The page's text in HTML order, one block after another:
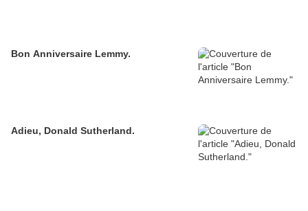
Bon Anniversaire Lemmy.
Adieu, Donald Sutherland.